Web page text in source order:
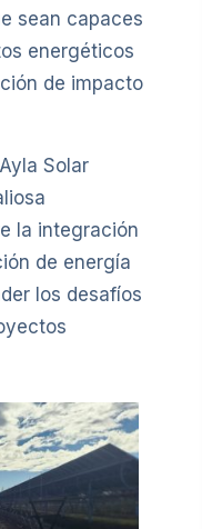
sean capaces
energéticos
de impacto
Solar
la integración
de energía
los desafíos